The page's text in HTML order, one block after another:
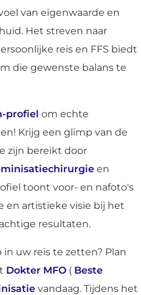
van eigenwaarde en
Het streven naar
reis en FFS biedt
die gewenste balans te
profiel om echte
Krijg een glimp van de
zijn bereikt door
en
toont voor- en nafoto's
en artistieke visie bij het
resultaten.
uw reis te zetten? Plan
Dokter MFO ( Beste
vandaag. Tijdens het